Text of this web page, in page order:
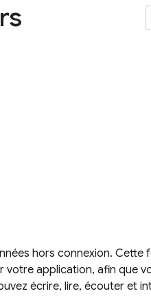
hors connexion. Cette
votre application, afin que
écrire, lire, écouter et